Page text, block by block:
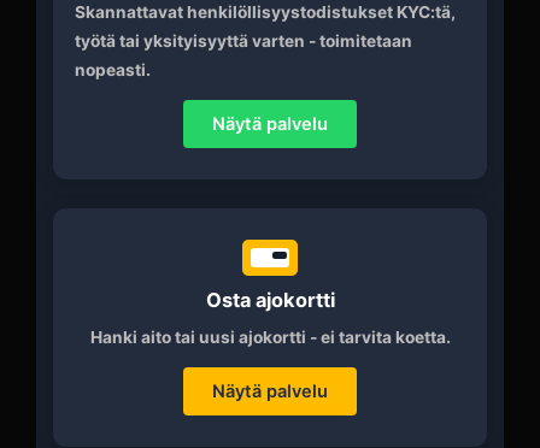
Skannattavat henkilöllisyystodistukset KYC:tä,
työtä tai yksityisyyttä varten - toimitetaan
nopeasti.
Näytä palvelu
Osta ajokortti
Hanki aito tai uusi ajokortti - ei tarvita koetta.
Näytä palvelu